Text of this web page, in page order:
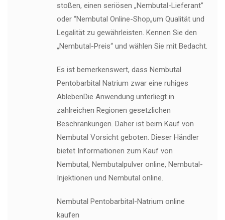
stoßen, einen seriösen „Nembutal-Lieferant”
oder “Nembutal Online-Shop„um Qualität und
Legalität zu gewährleisten. Kennen Sie den
„Nembutal-Preis“ und wählen Sie mit Bedacht.
Es ist bemerkenswert, dass Nembutal
Pentobarbital Natrium zwar eine ruhiges
AblebenDie Anwendung unterliegt in
zahlreichen Regionen gesetzlichen
Beschränkungen. Daher ist beim Kauf von
Nembutal Vorsicht geboten. Dieser Händler
bietet Informationen zum Kauf von
Nembutal, Nembutalpulver online, Nembutal-
Injektionen und Nembutal online.
Nembutal Pentobarbital-Natrium online
kaufen